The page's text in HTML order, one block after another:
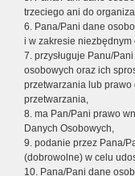
trzeciego ani do
6. Pana/Pani dane
i w zakresie
7. przysługuje Panu/
osobowych oraz ich
przetwarzania lub
przetwarzania,
8. ma Pan/Pani prawo
Danych Osobowych,
9. podanie przez Pana/
(dobrowolne) w celu
10. Pana/Pani dane